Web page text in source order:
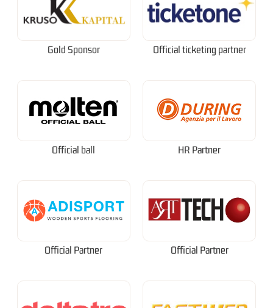
Gold Sponsor Official ticketing partner
Official ball HR Partner
Official Partner Official Partner